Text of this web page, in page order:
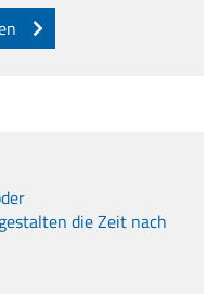
die Zeit nach